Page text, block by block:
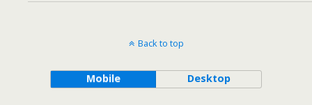
Back to top
Mobile Desktop